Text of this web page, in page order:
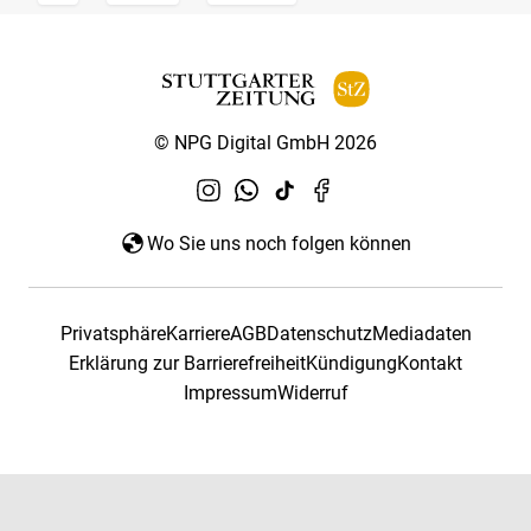
© NPG Digital GmbH 2026
Wo Sie uns noch folgen können
PrivatsphäreKarriereAGBDatenschutzMediadaten
Erklärung zur BarrierefreiheitKündigungKontakt
ImpressumWiderruf